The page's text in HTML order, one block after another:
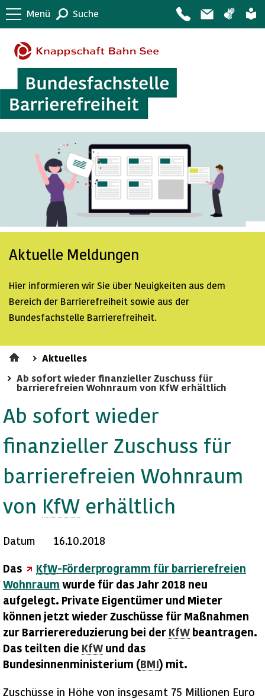
Menü Suche
Aktuelle Meldungen
Hier informieren wir Sie über Neuigkeiten aus dem
Bereich der Barrierefreiheit sowie aus der
Bundesfachstelle Barrierefreiheit.
Aktuelles
Ab sofort wieder finanzieller Zuschuss für
barrierefreien Wohnraum von KfW erhältlich
Ab sofort wieder
finanzieller Zuschuss für
barrierefreien Wohnraum
von KfW erhältlich
Datum 16.10.2018
Das KfW-Förderprogramm für barrierefreien
Wohnraum wurde für das Jahr 2018 neu
aufgelegt. Private Eigentümer und Mieter
können jetzt wieder Zuschüsse für Maßnahmen
zur Barrierereduzierung bei der KfW beantragen.
Das teilten die KfW und das
Bundesinnenministerium (BMI) mit.
Zuschüsse in Höhe von insgesamt 75 Millionen Euro